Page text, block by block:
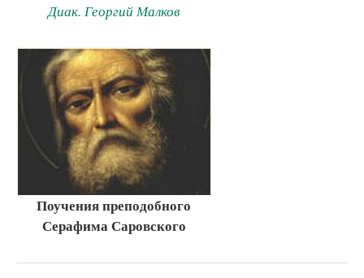
Диак. Георгий Малков
Поучения преподобного
Серафима Саровского